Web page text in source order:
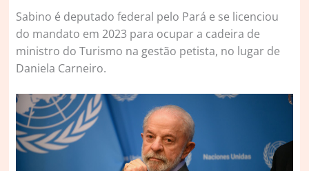
Sabino é deputado federal pelo Pará e se licenciou
do mandato em 2023 para ocupar a cadeira de
ministro do Turismo na gestão petista, no lugar de
Daniela Carneiro.